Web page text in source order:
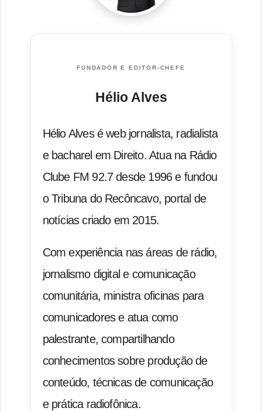
FUNDADOR E EDITOR-CHEFE
Hélio Alves
Hélio Alves é web jornalista, radialista
e bacharel em Direito. Atua na Rádio
Clube FM 92.7 desde 1996 e fundou
o Tribuna do Recôncavo, portal de
notícias criado em 2015.
Com experiência nas áreas de rádio,
jornalismo digital e comunicação
comunitária, ministra oficinas para
comunicadores e atua como
palestrante, compartilhando
conhecimentos sobre produção de
conteúdo, técnicas de comunicação
e prática radiofônica.